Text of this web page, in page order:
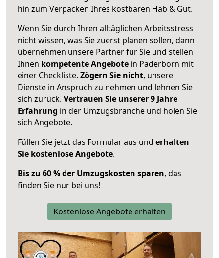
hin zum Verpacken Ihres kostbaren Hab & Gut.
Wenn Sie durch Ihren alltäglichen Arbeitsstress
nicht wissen, was Sie zuerst planen sollen, dann
übernehmen unsere Partner für Sie und stellen
Ihnen kompetente Angebote in Paderborn mit
einer Checkliste. Zögern Sie nicht, unsere
Dienste in Anspruch zu nehmen und lehnen Sie
sich zurück. Vertrauen Sie unserer 9 Jahre
Erfahrung in der Umzugsbranche und holen Sie
sich Angebote.
Füllen Sie jetzt das Formular aus und erhalten
Sie kostenlose Angebote.
Bis zu 60 % der Umzugskosten sparen, das
finden Sie nur bei uns!
Kostenlose Angebote erhalten